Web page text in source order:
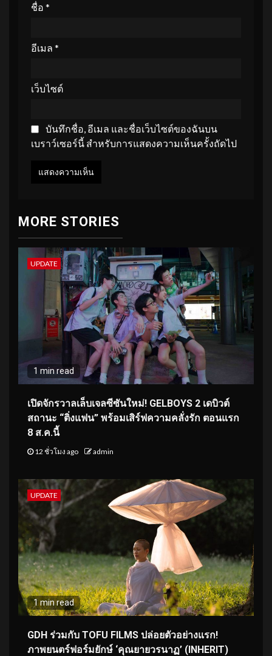
ชื่อ *
อีเมล *
เว็บไซต์
บันทึกชื่อ, อีเมล และชื่อเว็บไซต์ของฉันบน
เบราว์เซอร์นี้ สำหรับการแสดงความเห็นครั้งถัดไป
MORE STORIES
UPDATE
1 min read
เปิดจักรวาลเล็บเจลซีซันใหม่! GELBOYS 2 เดบิวต์
สถานะ “ติ่งแฟน” พร้อมเสิร์ฟความคลั่งรัก ตอนแรก
8 ส.ค.นี้
12 ชั่วโมง ago admin
UPDATE
1 min read
GDH ร่วมกับ TOFU FILMS ปล่อยตัวอย่างแรก!
ภาพยนตร์ฟอร์มยักษ์ ‘คุณยายวรนาฏ’ (INHERIT)